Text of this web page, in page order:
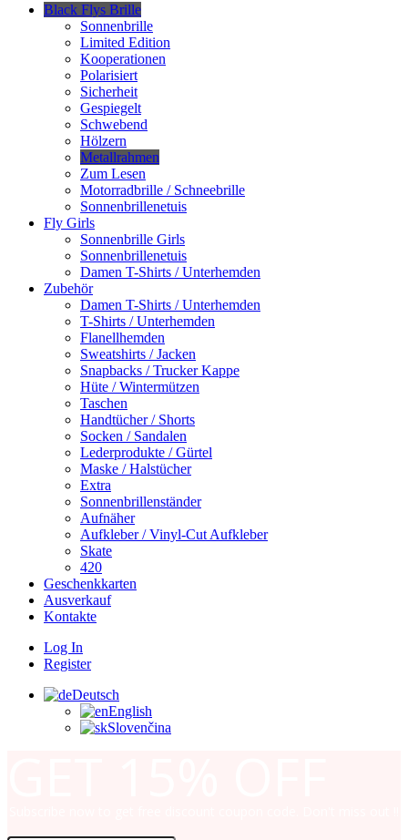
Black Flys Brille
Sonnenbrille
Limited Edition
Kooperationen
Polarisiert
Sicherheit
Gespiegelt
Schwebend
Hölzern
Metallrahmen
Zum Lesen
Motorradbrille / Schneebrille
Sonnenbrillenetuis
Fly Girls
Sonnenbrille Girls
Sonnenbrillenetuis
Damen T-Shirts / Unterhemden
Zubehör
Damen T-Shirts / Unterhemden
T-Shirts / Unterhemden
Flanellhemden
Sweatshirts / Jacken
Snapbacks / Trucker Kappe
Hüte / Wintermützen
Taschen
Handtücher / Shorts
Socken / Sandalen
Lederprodukte / Gürtel
Maske / Halstücher
Extra
Sonnenbrillenständer
Aufnäher
Aufkleber / Vinyl-Cut Aufkleber
Skate
420
Geschenkkarten
Ausverkauf
Kontakte
Log In
Register
Deutsch
English
Slovenčina